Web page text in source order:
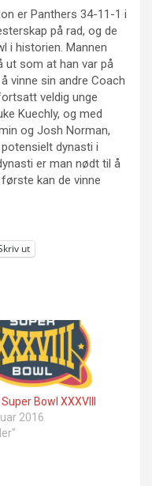
er Panthers 34-11-1 i
på rad, og de
i historien. Mannen
ut som at han var på
vinne sin andre Coach
veldig unge
Kuechly, og med
og Josh Norman,
dynasti i
er man nødt til å
kan de vinne
ut
Bowl XXXVIII
2016